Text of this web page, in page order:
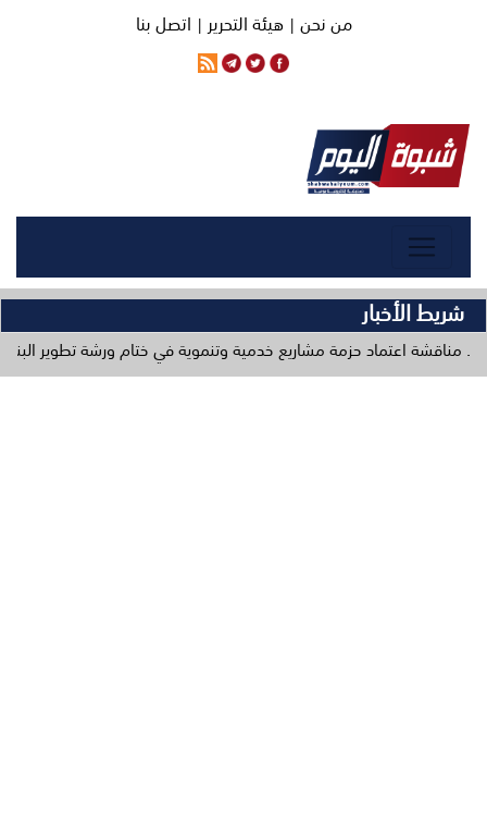
من نحن |هيئة التحرير | اتصل بنا
شريط الأخبار
حزمة مشاريع خدمية وتنموية في ختام ورشة تطوير البنية التحتية